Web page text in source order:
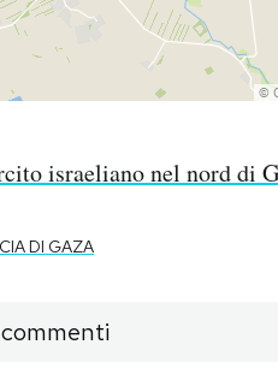
israeliano nel nord di
DI GAZA